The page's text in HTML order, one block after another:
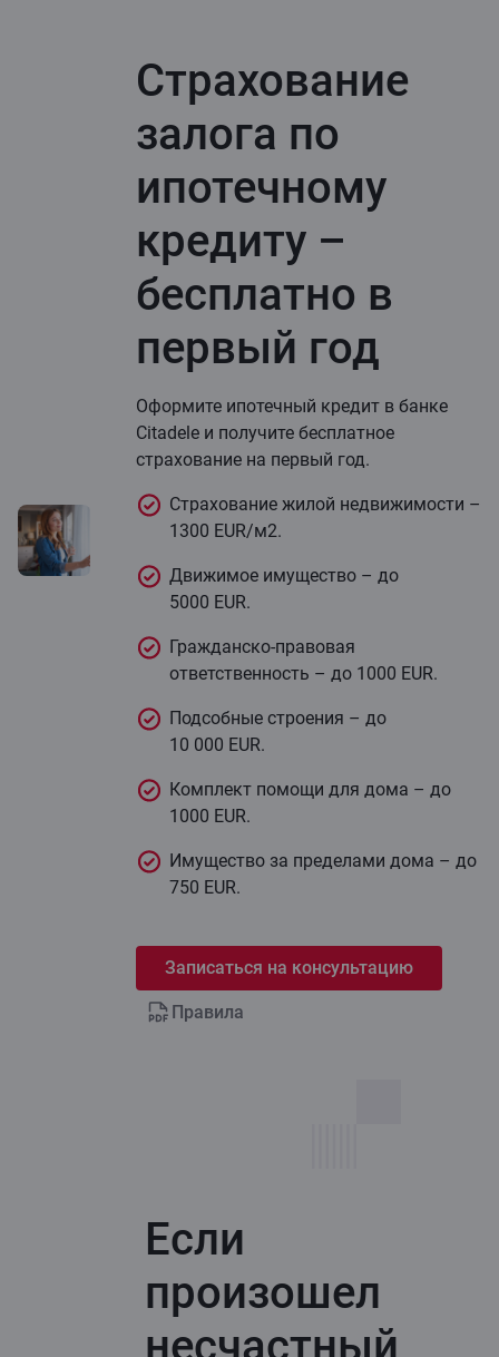
Страхование
залога по
ипотечному
кредиту –
бесплатно в
первый год
Оформите ипотечный кредит в банке
Citadele и получите бесплатное
страхование на первый год.
Страхование жилой недвижимости –
1300 EUR/м2.
Движимое имущество – до
5000 EUR.
Гражданско-правовая
ответственность – до 1000 EUR.
Подсобные строения – до
10 000 EUR.
Комплект помощи для дома – до
1000 EUR.
Имущество за пределами дома – до
750 EUR.
Записаться на консультацию
Правила
Если
произошел
несчастный